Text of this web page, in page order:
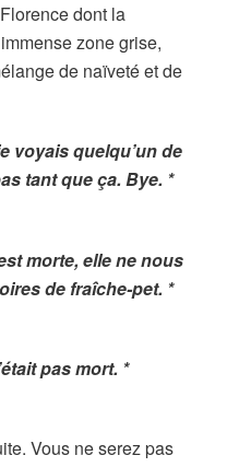
dont la
zone grise,
de naïveté et de
voyais quelqu’un de
tant que ça. Bye. *
morte, elle ne nous
de fraîche-pet. *
pas mort. *
Vous ne serez pas